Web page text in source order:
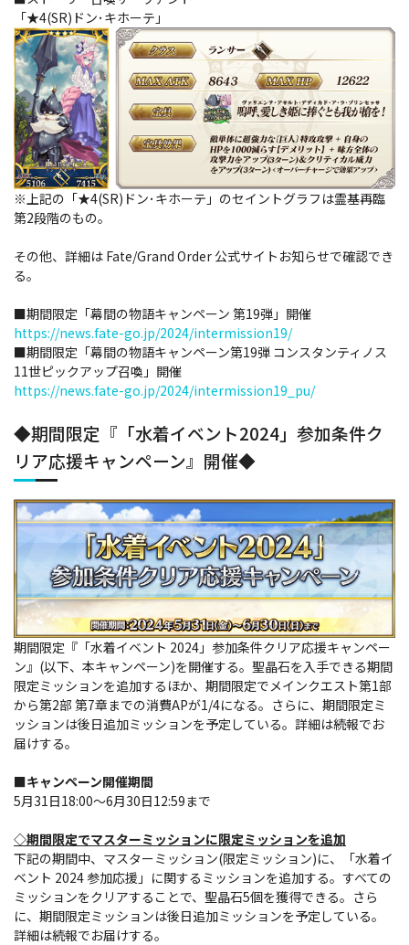
「★4(SR)ドン･キホーテ」
※上記の「★4(SR)ドン･キホーテ」のセイントグラフは霊基再臨
第2段階のもの。
その他、詳細は Fate/Grand Order 公式サイトお知らせで確認でき
る。
■期間限定「幕間の物語キャンペーン 第19弾」開催
https://news.fate-go.jp/2024/intermission19/
■期間限定「幕間の物語キャンペーン第19弾 コンスタンティノス
11世ピックアップ召喚」開催
https://news.fate-go.jp/2024/intermission19_pu/
◆期間限定『「水着イベント2024」参加条件ク
リア応援キャンペーン』開催◆
期間限定『「水着イベント 2024」参加条件クリア応援キャンペー
ン』(以下、本キャンペーン)を開催する。聖晶石を入手できる期間
限定ミッションを追加するほか、期間限定でメインクエスト第1部
から第2部 第7章までの消費APが1/4になる。さらに、期間限定ミ
ッションは後日追加ミッションを予定している。詳細は続報でお
届けする。
■キャンペーン開催期間
5月31日18:00～6月30日12:59まで
◇期間限定でマスターミッションに限定ミッションを追加
下記の期間中、マスターミッション(限定ミッション)に、「水着イ
ベント 2024 参加応援」に関するミッションを追加する。すべての
ミッションをクリアすることで、聖晶石5個を獲得できる。さら
に、期間限定ミッションは後日追加ミッションを予定している。
詳細は続報でお届けする。